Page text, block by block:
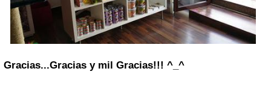
Gracias...Gracias y mil Gracias!!! ^_^